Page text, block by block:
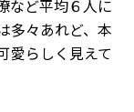
など平均６人に
多々あれど、本
愛らしく見えて